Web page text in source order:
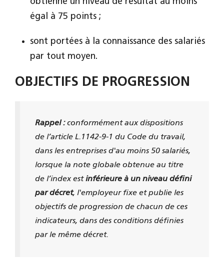
égal à 75 points ;
sont portées à la connaissance des salariés
par tout moyen.
OBJECTIFS DE PROGRESSION
Rappel :conformément aux dispositions
de l’article L.1142-9-1 du Code du travail,
dans les entreprises d'au moins 50 salariés,
lorsque la note globale obtenue au titre
de l’index estinférieure à un niveau défini
par décret, l'employeur fixe et publie les
objectifs de progression de chacun de ces
indicateurs, dans des conditions définies
par le même décret.